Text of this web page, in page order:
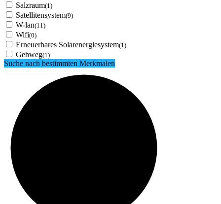
Salzraum(1)
Satellitensystem(9)
W-lan(11)
Wifi(0)
Erneuerbares Solarenergiesystem(1)
Gehweg(1)
Suche nach bestimmten Merkmalen